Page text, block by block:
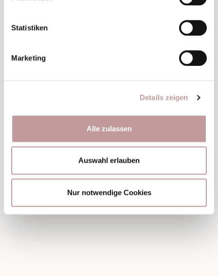
Statistiken
Marketing
Details zeigen
Alle zulassen
Auswahl erlauben
Nur notwendige Cookies
Junior SuiteBERGNEST’L
abEUR 246pro Person
DETAILS & BUCHEN